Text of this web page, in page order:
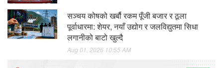
सञ्चय कोषको खर्बौ रकम पूँजी बजार र ठूला
पूर्वाधारमा: शेयर, नयाँ उद्योग र जलविद्युतमा सिधा
लगानीको बाटो खुल्दै
Aug 01, 2026 10:55 AM